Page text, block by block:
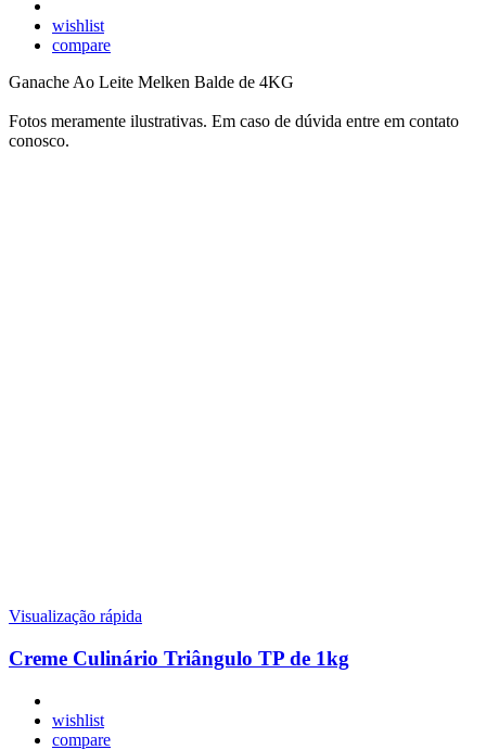
wishlist
compare
Ganache Ao Leite Melken Balde de 4KG
Fotos meramente ilustrativas. Em caso de dúvida entre em contato
conosco.
Visualização rápida
Creme Culinário Triângulo TP de 1kg
wishlist
compare